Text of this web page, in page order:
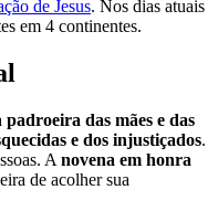
de Jesus. Nos dias atuais
em 4 continentes.
padroeira das mães e das
e dos injustiçados.
A novena em honra
de acolher sua